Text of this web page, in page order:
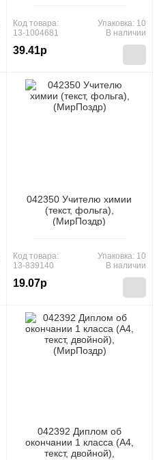
Код товара:
13-1004681
39.41р
Упаковка: 10
В наличии
042350 Учителю химии
(текст, фольга),
(МирПоздр)
Код товара:
13-839140
19.07р
Упаковка: 10
В наличии
042392 Диплом об
окончании 1 класса (А4,
текст, двойной),